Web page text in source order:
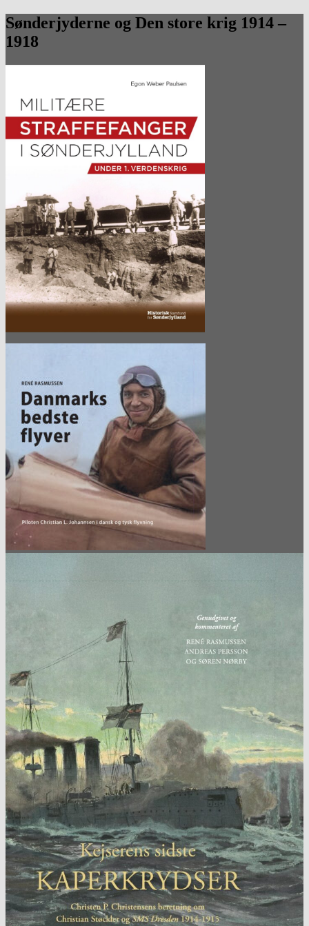
Sønderjyderne og Den store krig 1914 –
1918